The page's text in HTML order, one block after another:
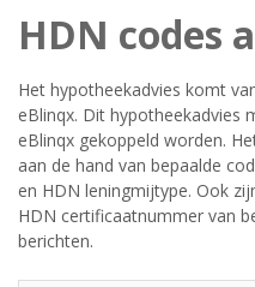
HDN codes
Het hypotheekadvies komt
eBlinqx. Dit hypotheekadvies
eBlinqx gekoppeld worden.
aan de hand van bepaalde
en HDN leningmijtype. Ook
HDN certificaatnummer van
berichten.